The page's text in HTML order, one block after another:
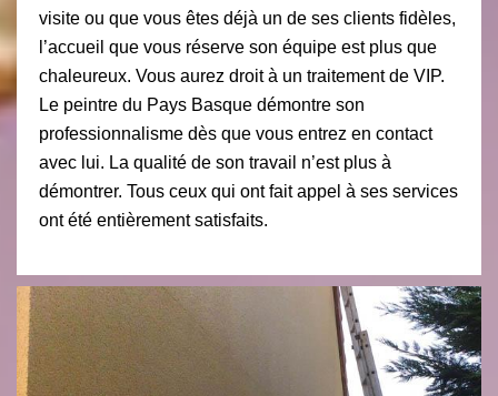
visite ou que vous êtes déjà un de ses clients fidèles,
l’accueil que vous réserve son équipe est plus que
chaleureux. Vous aurez droit à un traitement de VIP.
Le peintre du Pays Basque démontre son
professionnalisme dès que vous entrez en contact
avec lui. La qualité de son travail n’est plus à
démontrer. Tous ceux qui ont fait appel à ses services
ont été entièrement satisfaits.